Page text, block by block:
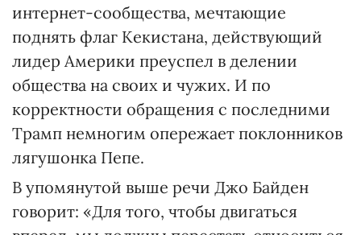
интернет-сообщества, мечтающие
поднять флаг Кекистана, действующий
лидер Америки преуспел в делении
общества на своих и чужих. И по
корректности обращения с последними
Трамп немногим опережает поклонников
лягушонка Пепе.
В упомянутой выше речи Джо Байден
говорит: «Для того, чтобы двигаться